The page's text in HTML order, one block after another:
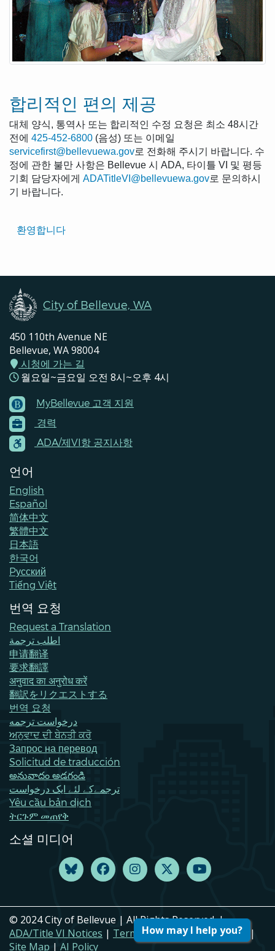
How may I help you?
Translated
환영합니다
합리적인 편의 제공
대체 양식, 통역사 또는 합리적인 수정 요청은 최소 48시간
전에 425-452-6800 (음성) 또는 이메일
servicefirst@bellevuewa.gov로 전화해 주시기 바랍니다. 수
정에 관한 불만 사항은 Bellevue 시 ADA, 타이틀 VI 및 평등
기회 담당자에게 ADATitleVI@bellevuewa.gov로 문의하시
기 바랍니다.
City of Bellevue, WA
450 110th Avenue NE
Bellevue, WA 98004
시청에 가는 길
월요일~금요일 오전 8시~오후 4시
Footer
Menu
Contacts
MyBellevue 고객 지원
경력
ADA/제VI항 공지사항
언어
English
Español
简体中文
繁體中文
日本語
한국어
Pусский
Tiếng Việt
번역 요청
Request a Translation
اطلب ترجمة
申请翻译
要求翻譯
अनुवाद का अनुरोध करें
翻訳をリクエストする
번역 요청
درخواست ترجمه
ਅਨੁਵਾਦ ਦੀ ਬੇਨਤੀ ਕਰੋ
Запрос на перевод
Solicitud de traducción
అనువాదం అడగండి
ترجمےکے لئے ایک درخواست
Yêu cầu bản dịch
ትርጉም መጠየቅ
소셜 미디어
© 2024 City of Bellevue | All Rights Reserved. |
ADA/Title VI Notices | Terms of Use|Privacy Policy
|
Site Map | AI Policy